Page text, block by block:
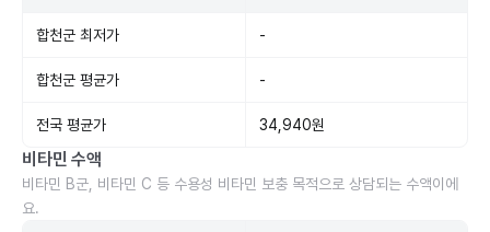
합천군 최저가 -
합천군 평균가 -
전국 평균가 34,940원
비타민 수액
비타민 B군, 비타민 C 등 수용성 비타민 보충 목적으로 상담되는 수액이에
요.